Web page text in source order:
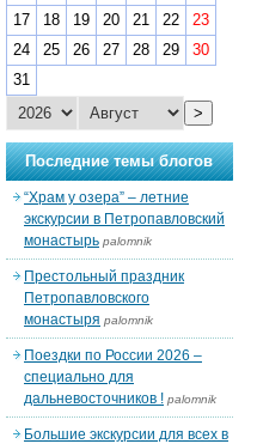
17
18 19 20 21 22
23
24
25 26 27 28 29
30
31
>
Последние темы блогов
“Храм у озера” – летние
экскурсии в Петропавловский
монастырь palomnik
Престольный праздник
Петропавловского
монастыря palomnik
Поездки по России 2026 –
специально для
дальневосточников ! palomnik
Большие экскурсии для всех в